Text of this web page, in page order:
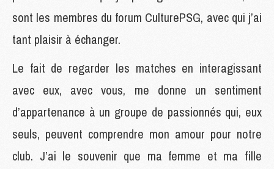
sont les membres du forum CulturePSG, avec qui j’ai
tant plaisir à échanger.
Le fait de regarder les matches en interagissant
avec eux, avec vous, me donne un sentiment
d’appartenance à un groupe de passionnés qui, eux
seuls, peuvent comprendre mon amour pour notre
club. J’ai le souvenir que ma femme et ma fille